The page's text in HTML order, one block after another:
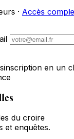
· Accès
en un
du croire
et enquêtes.